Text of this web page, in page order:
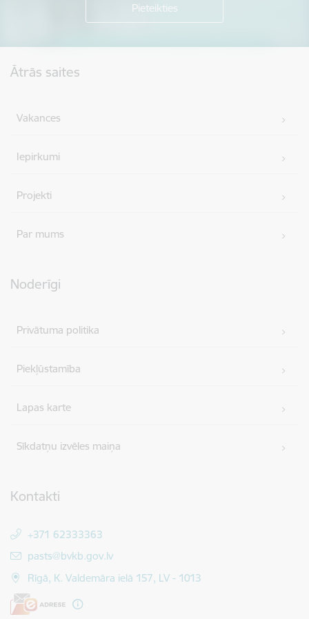
Ātrās saites
Vakances
Iepirkumi
Projekti
Par mums
Noderīgi
Privātuma politika
Piekļūstamība
Lapas karte
Sīkdatņu izvēles maiņa
Kontakti
+371 62333363
E-pasts:
pasts@bvkb.gov.lv
Rīgā, K. Valdemāra ielā 157, LV - 1013